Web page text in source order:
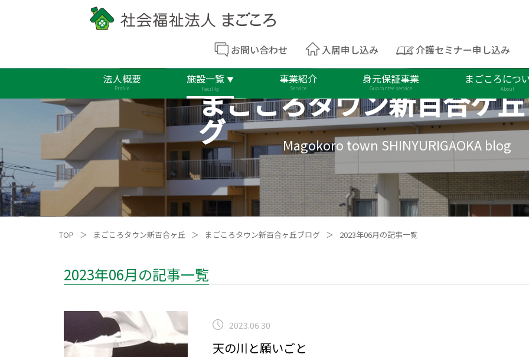
お問い合わせ 入居申し込み 介護セミナー申し込み
法人概要
Profile
施設一覧
Facility
事業紹介
Service
身元保証事業
Guarantee service
まごころにつ
About
まごころタウン新百合ケ
グ Magokoro town SHINYURIGAOKA blog
TOP ＞ まごころタウン新百合ヶ丘 ＞ まごころタウン新百合ヶ丘ブログ ＞ 2023年06月の記事一覧
2023年06月の記事一覧
2023.06.30
天の川と願いごと